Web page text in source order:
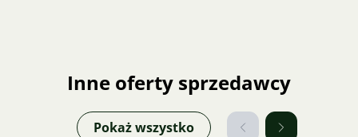
Inne oferty sprzedawcy
Pokaż wszystko